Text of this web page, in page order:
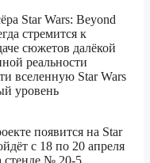
Star Wars: Beyond
стремится к
сюжетов далёкой
реальности
вселенную Star Wars
уровень
появится на Star
с 18 по 20 апреля
стенде № 20-5,